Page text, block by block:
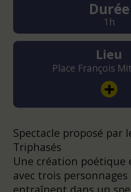
Durée
1h
Lieu
Place François
Spectacle proposé par
Triphasés
Une création poétique
avec trois